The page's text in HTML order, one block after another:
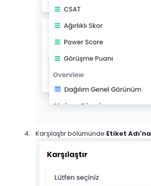
Karşılaştır bölümünde Etiket Adı'na